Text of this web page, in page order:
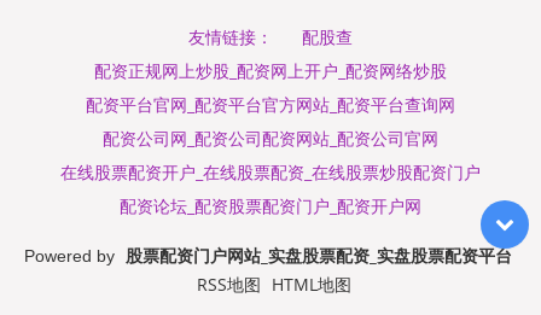
友情链接：
配股查
配资正规网上炒股_配资网上开户_配资网络炒股
配资平台官网_配资平台官方网站_配资平台查询网
配资公司网_配资公司配资网站_配资公司官网
在线股票配资开户_在线股票配资_在线股票炒股配资门户
配资论坛_配资股票配资门户_配资开户网
Powered by
股票配资门户网站_实盘股票配资_实盘股票配资平台
RSS地图 HTML地图